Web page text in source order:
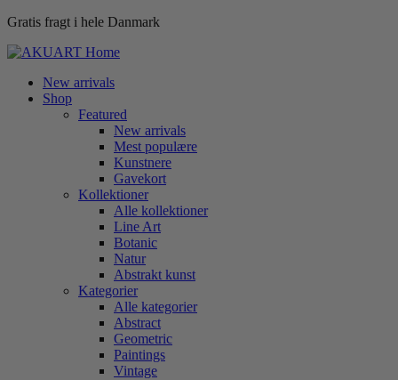
Gratis fragt i hele Danmark
New arrivals
Shop
Featured
New arrivals
Mest populære
Kunstnere
Gavekort
Kollektioner
Alle kollektioner
Line Art
Botanic
Natur
Abstrakt kunst
Kategorier
Alle kategorier
Abstract
Geometric
Paintings
Vintage